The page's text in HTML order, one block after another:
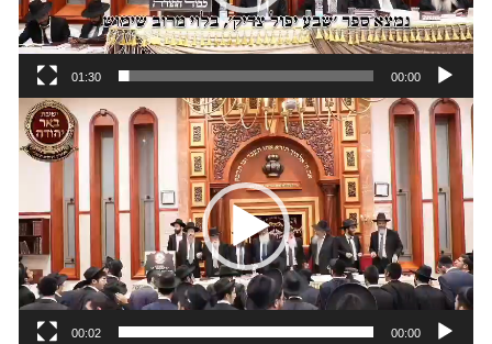
00:00
01:30
נגן
וידאו
00:00
00:02